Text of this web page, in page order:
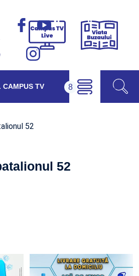
Campus
Viața
CAMPUS TV
52
52